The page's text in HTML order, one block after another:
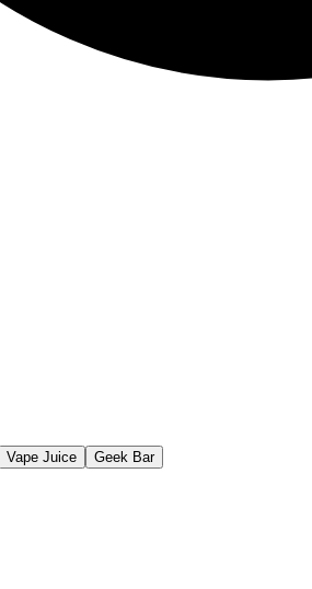
Vape Juice
Geek Bar